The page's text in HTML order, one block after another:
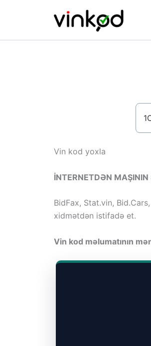
Vin kod yoxla
İNTERNETDƏN MAŞININ
BidFax, Stat.vin,
xidmətdən istifadə et.
Vin kod məlumatının